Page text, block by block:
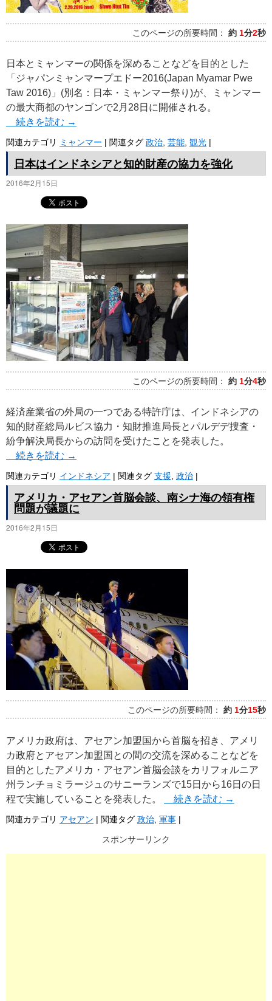
このページの所要時間： 約 1分2秒
日本とミャンマーの関係を深めることなどを目的とした
「ジャパンミャンマープエドー2016(Japan Myamar Pwe
Taw 2016)」(別名：日本・ミャンマー祭り)が、ミャンマー
の最大商都のヤンゴンで2月28日に開催される。
続きを読む →
関連カテゴリ ミャンマー | 関連タグ 政治 芸能 観光 |
日本はインドネシアと知的財産の協力を強化
2016年2月15日
このページの所要時間： 約 1分4秒
経済産業省の外局の一つである特許庁は、インドネシアの
知的財産総局ルビス協力・知財推進局長とパルデデ捜査・
紛争解決局長からの訪問を受けたことを発表した。
続きを読む →
関連カテゴリ インドネシア | 関連タグ 支援 政治 |
アメリカ・アセアン首脳会談、南シナ海の領有権
問題が議題に
2016年2月15日
このページの所要時間： 約 1分15秒
アメリカ政府は、アセアン加盟国から首脳を招き、アメリ
カ政府とアセアン加盟国との間の交流を深めることなどを
目的としたアメリカ・アセアン首脳会談をカリフォルニア
州ランチョミラージュのサニーランズで15日から16日の日
程で実施していることを発表した。
続きを読む →
関連カテゴリ アセアン | 関連タグ 政治, 軍事 |
スポンサーリンク